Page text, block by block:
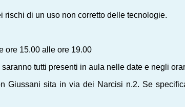
rischi di un uso non corretto delle tecnologie.
ore 15.00 alle ore 19.00
tutti presenti in aula nelle date e negli
sita in via dei Narcisi n.2. Se